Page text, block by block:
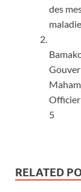
des
maladie.
Officier
5
RELATED